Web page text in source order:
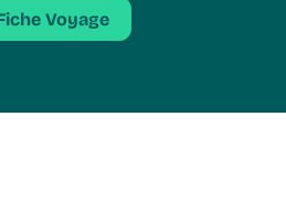
Voyage